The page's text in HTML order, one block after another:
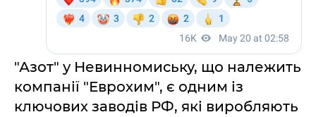
"Азот" у Невинномиську, що належить
компанії "Еврохим", є одним із
ключових заводів РФ, які виробляють